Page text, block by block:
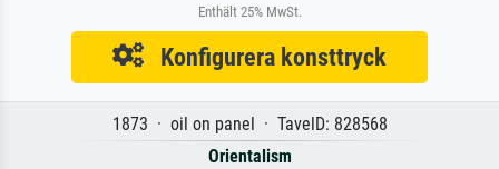
Enthält 25% MwSt.
Konfigurera konsttryck
1873 · oil on panel · TavelD: 828568
Orientalism